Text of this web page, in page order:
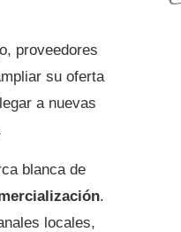
proveedores
su oferta
a nuevas
blanca de
.
locales,